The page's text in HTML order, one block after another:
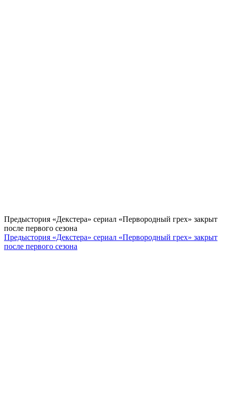
Предыстория «Декстера» сериал «Первородный грех» закрыт
после первого сезона
Предыстория «Декстера» сериал «Первородный грех» закрыт
после первого сезона